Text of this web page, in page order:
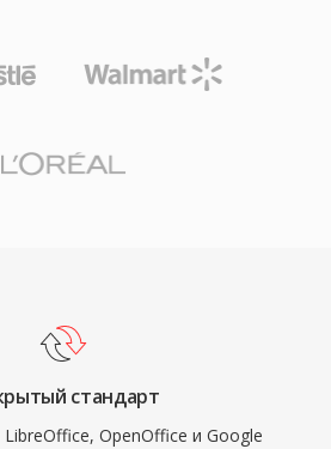
стандарт
OpenOffice и Google